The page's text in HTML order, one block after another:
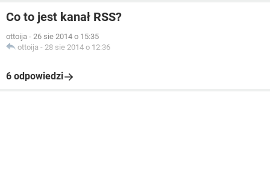
Co to jest kanał RSS?
ottoija - 26 sie 2014 o 15:35
ottoija - 28 sie 2014 o 12:36
6 odpowiedzi